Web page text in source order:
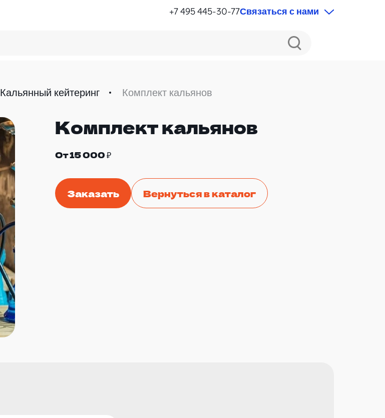
+7 495 445-30-77Связаться с нами
Кальянный кейтеринг Комплект кальянов
Комплект кальянов
От 15 000 ₽
Заказать Вернуться в каталог